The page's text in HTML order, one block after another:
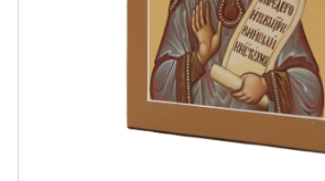
Ювелирные изделия